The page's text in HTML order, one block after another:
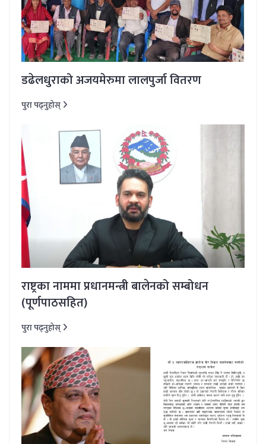
डढेलधुराको अजयमेरुमा लालपुर्जा वितरण
पुरा पढ्नुहोस्
राष्ट्रका नाममा प्रधानमन्त्री बालेनको सम्बोधन
(पूर्णपाठसहित)
पुरा पढ्नुहोस्